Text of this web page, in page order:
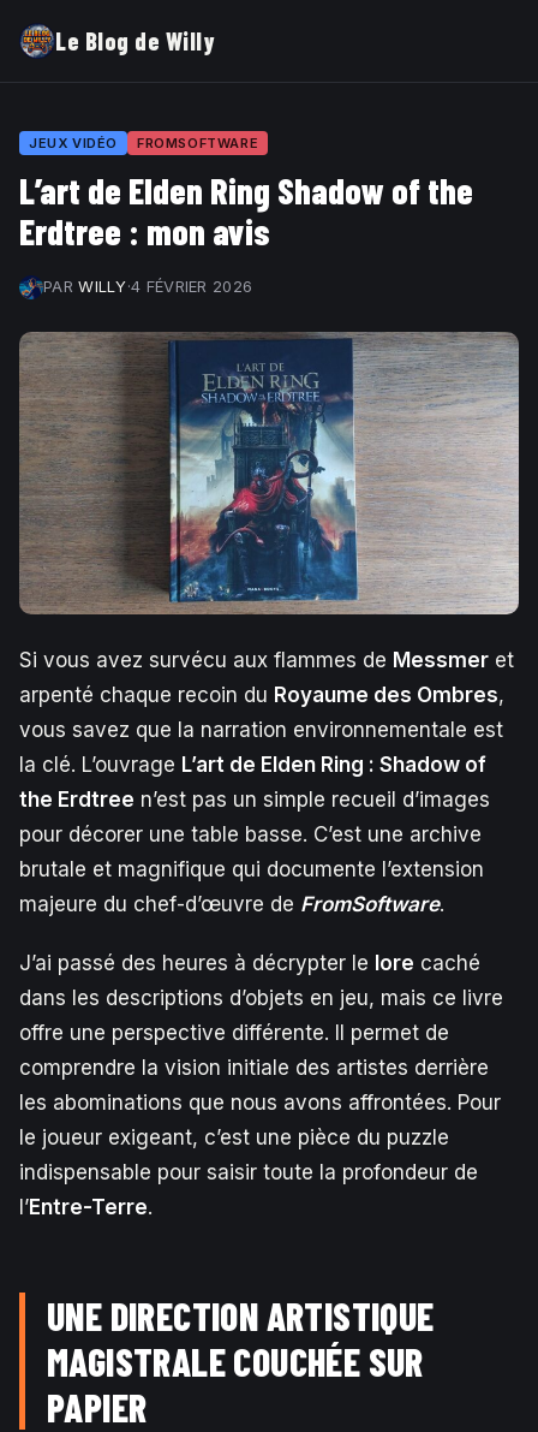
Le Blog de Willy
JEUX VIDÉO FROMSOFTWARE
L’art de Elden Ring Shadow of the
Erdtree : mon avis
PARWILLY·4 FÉVRIER 2026
Si vous avez survécu aux flammes de Messmer et
arpenté chaque recoin du Royaume des Ombres,
vous savez que la narration environnementale est
la clé. L’ouvrage L’art de Elden Ring : Shadow of
the Erdtree n’est pas un simple recueil d’images
pour décorer une table basse. C’est une archive
brutale et magnifique qui documente l’extension
majeure du chef-d’œuvre de FromSoftware.
J’ai passé des heures à décrypter le lore caché
dans les descriptions d’objets en jeu, mais ce livre
offre une perspective différente. Il permet de
comprendre la vision initiale des artistes derrière
les abominations que nous avons affrontées. Pour
le joueur exigeant, c’est une pièce du puzzle
indispensable pour saisir toute la profondeur de
l’Entre-Terre.
UNE DIRECTION ARTISTIQUE
MAGISTRALE COUCHÉE SUR
PAPIER